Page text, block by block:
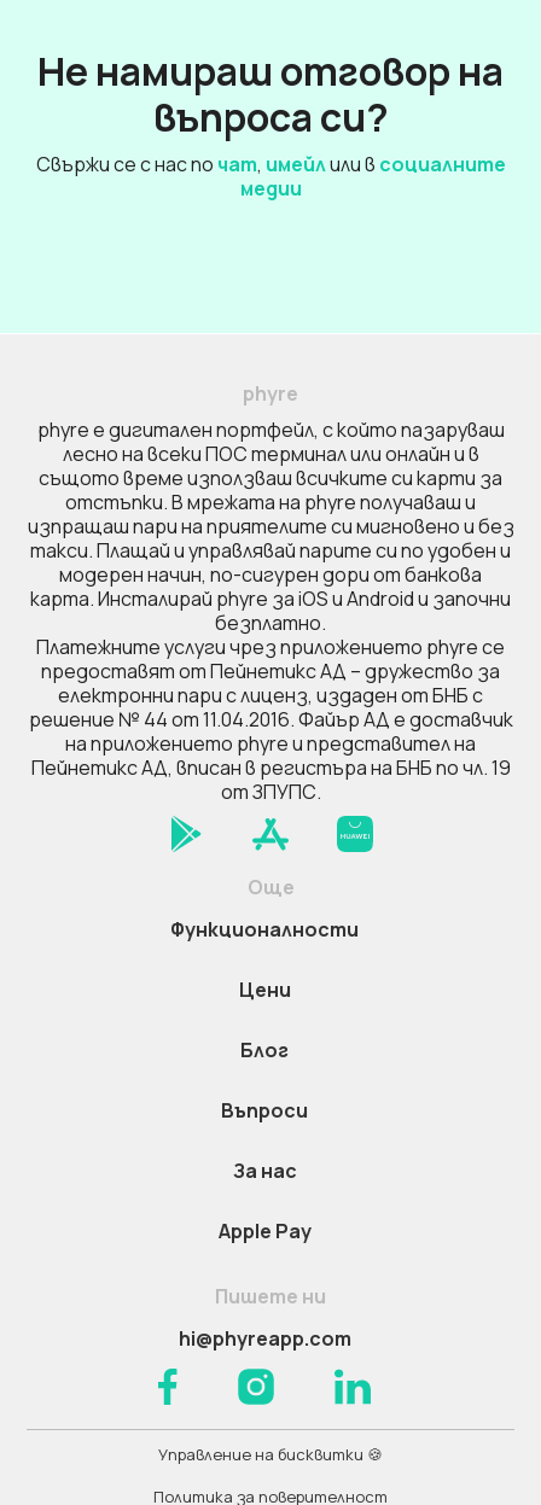
Не намираш отговор на
въпроса си?
Свържи се с нас по чат, имейлили в социалните
медии
phyre
phyre e дигитален портфейл, с който пазаруваш
лесно на всеки ПОС терминал или онлайн и в
същото време използваш всичките си карти за
отстъпки. В мрежата на phyre получаваш и
изпращаш пари на приятелите си мигновено и без
такси. Плащай и управлявай парите си по удобен и
модерен начин, по-сигурен дори от банкова
карта. Инсталирай phyre за iOS и Android и започни
безплатно.
Платежните услуги чрез приложението phyre се
предоставят от Пейнетикс АД – дружество за
електронни пари с лиценз, издаден от БНБ с
решение № 44 от 11.04.2016. Файър AД е доставчик
на приложението phyre и представител на
Пейнетикс АД, вписан в регистъра на БНБ по чл. 19
от ЗПУПС.
Още
Функционалности
Цени
Блог
Въпроси
За нас
Apple Pay
Пишете ни
hi@phyreapp.com
Политика за поверителност
Управление на бисквитки 🍪